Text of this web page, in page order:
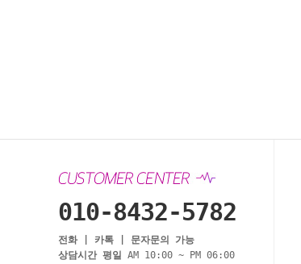
010-8432-5782
전화 | 카톡 | 문자문의 가능
상담시간 평일
AM 10:00 ~ PM 06:00